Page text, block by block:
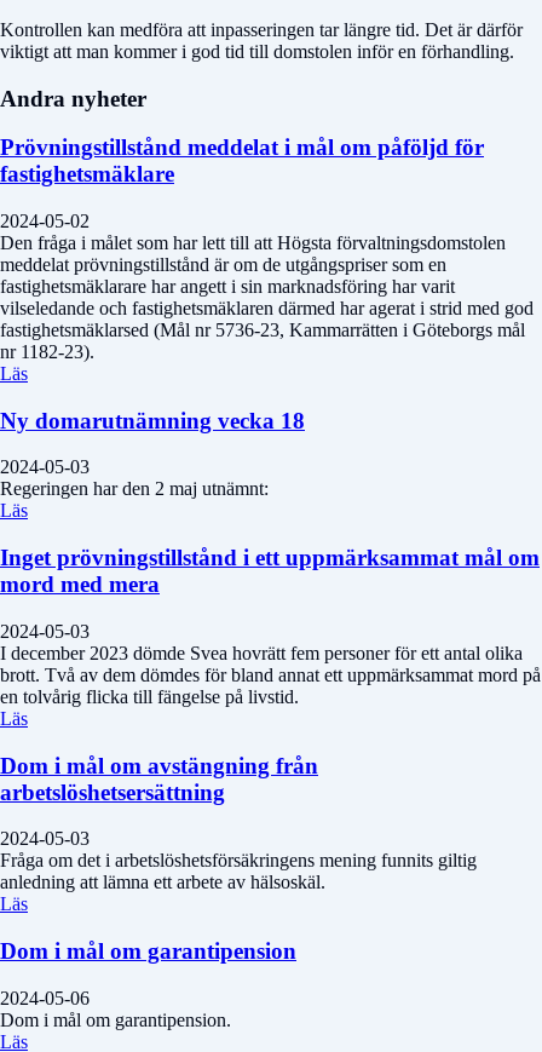
Kontrollen kan medföra att inpasseringen tar längre tid. Det är därför
viktigt att man kommer i god tid till domstolen inför en förhandling.
Andra nyheter
Prövningstillstånd meddelat i mål om påföljd för
fastighetsmäklare
2024-05-02
Den fråga i målet som har lett till att Högsta förvaltningsdomstolen
meddelat prövningstillstånd är om de utgångspriser som en
fastighetsmäklarare har angett i sin marknadsföring har varit
vilseledande och fastighetsmäklaren därmed har agerat i strid med god
fastighetsmäklarsed (Mål nr 5736-23, Kammarrätten i Göteborgs mål
nr 1182-23).
Läs
Ny domarutnämning vecka 18
2024-05-03
Regeringen har den 2 maj utnämnt:
Läs
Inget prövningstillstånd i ett uppmärksammat mål om
mord med mera
2024-05-03
I december 2023 dömde Svea hovrätt fem personer för ett antal olika
brott. Två av dem dömdes för bland annat ett uppmärksammat mord på
en tolvårig flicka till fängelse på livstid.
Läs
Dom i mål om avstängning från
arbetslöshetsersättning
2024-05-03
Fråga om det i arbetslöshetsförsäkringens mening funnits giltig
anledning att lämna ett arbete av hälsoskäl.
Läs
Dom i mål om garantipension
2024-05-06
Dom i mål om garantipension.
Läs